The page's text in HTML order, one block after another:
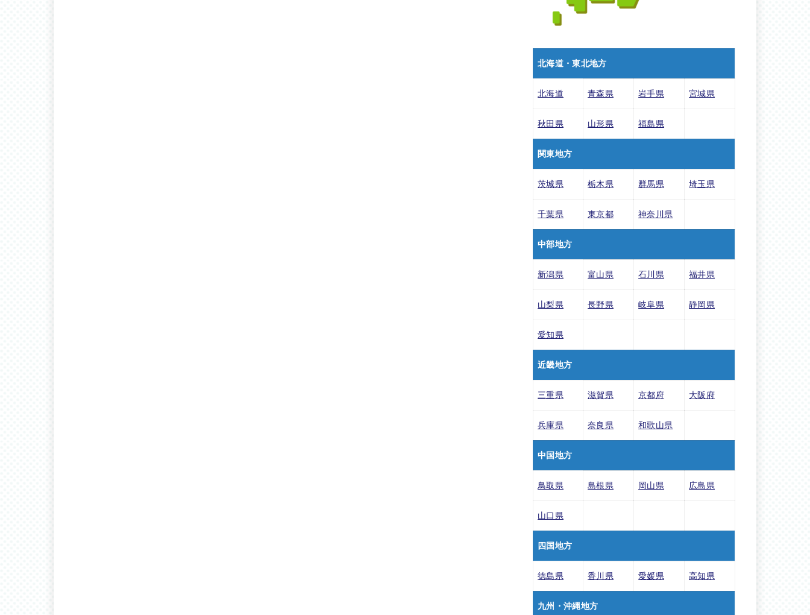
北海道・東北地方
北海道 青森県 岩手県 宮城県
秋田県 山形県 福島県
関東地方
茨城県 栃木県 群馬県 埼玉県
千葉県 東京都 神奈川県
中部地方
新潟県 富山県 石川県 福井県
山梨県 長野県 岐阜県 静岡県
愛知県
近畿地方
三重県 滋賀県 京都府 大阪府
兵庫県 奈良県 和歌山県
中国地方
鳥取県 島根県 岡山県 広島県
山口県
四国地方
徳島県 香川県 愛媛県 高知県
九州・沖縄地方